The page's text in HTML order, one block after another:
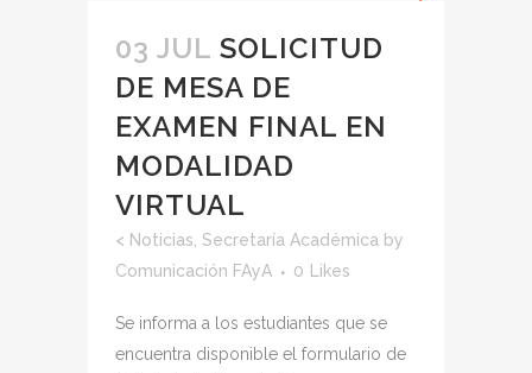
03 JUL SOLICITUD
DE MESA DE
EXAMEN FINAL EN
MODALIDAD
VIRTUAL
< Noticias, Secretaría Académica by
Comunicación FAyA
0 Likes
Se informa a los estudiantes que se
encuentra disponible el formulario de